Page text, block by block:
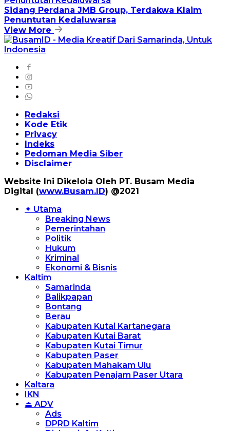
Sidang Perdana JMB Group, Terdakwa Klaim
Penuntutan Kedaluwarsa
View More
Redaksi
Kode Etik
Privacy
Indeks
Pedoman Media Siber
Disclaimer
Website Ini Dikelola Oleh PT. Busam Media
Digital (www.Busam.ID) @2021
✦ Utama
Breaking News
Pemerintahan
Politik
Hukum
Kriminal
Ekonomi & Bisnis
Kaltim
Samarinda
Balikpapan
Bontang
Berau
Kabupaten Kutai Kartanegara
Kabupaten Kutai Barat
Kabupaten Kutai Timur
Kabupaten Paser
Kabupaten Mahakam Ulu
Kabupaten Penajam Paser Utara
Kaltara
IKN
⏏ ADV
Ads
DPRD Kaltim